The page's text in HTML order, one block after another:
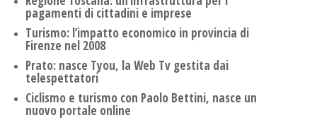
pagamenti di cittadini e imprese
Turismo: l’impatto economico in provincia di
Firenze nel 2008
Prato: nasce Tyou, la Web Tv gestita dai
telespettatori
Ciclismo e turismo con Paolo Bettini, nasce un
nuovo portale online